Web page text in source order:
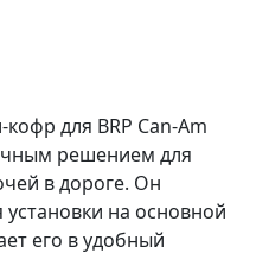
для BRP Can-Am
решением для
в дороге. Он
на основной
его в удобный